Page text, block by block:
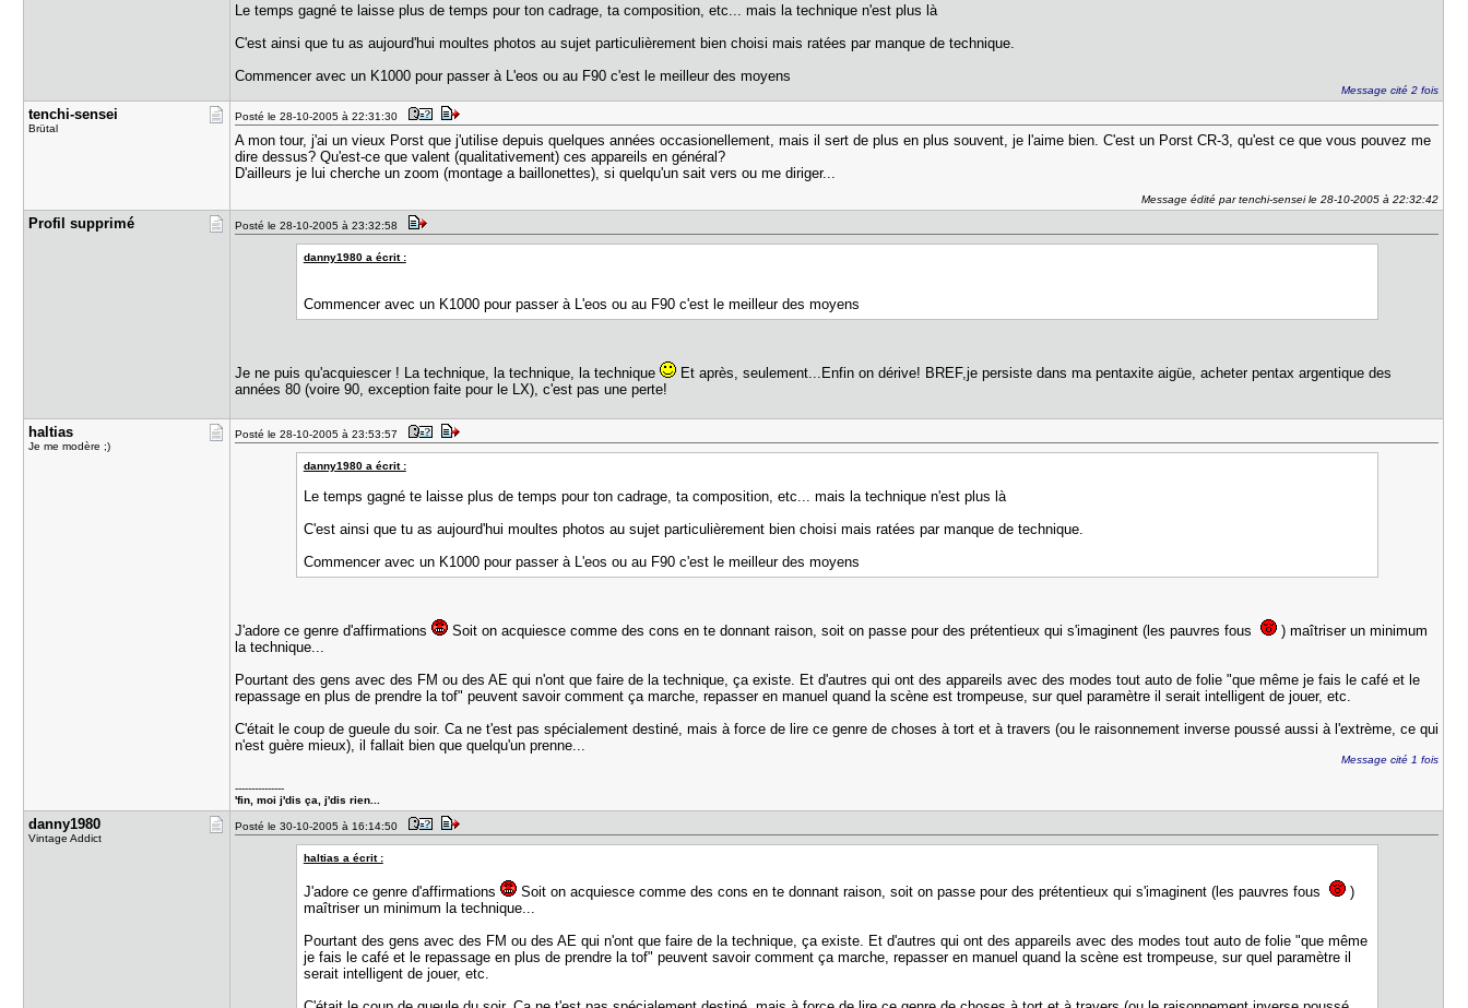
Le temps gagné te laisse plus de temps pour ton cadrage, ta composition, etc... mais la technique n'est plus là
C'est ainsi que tu as aujourd'hui moultes photos au sujet particulièrement bien choisi mais ratées par manque de technique.
Commencer avec un K1000 pour passer à L'eos ou au F90 c'est le meilleur des moyens
Message cité 2 fois
tenchi-sen​sei
Brütal
Posté le 28-10-2005 à 22:31:30
A mon tour, j'ai un vieux Porst que j'utilise depuis quelques années occasionellement, mais il sert de plus en plus souvent, je l'aime bien. C'est un Porst CR-3, qu'est ce que vous pouvez me
dire dessus? Qu'est-ce que valent (qualitativement) ces appareils en général?
D'ailleurs je lui cherche un zoom (montage a baillonettes), si quelqu'un sait vers ou me diriger...
Message édité par tenchi-sensei le 28-10-2005 à 22:32:42
Profil sup​primé Posté le 28-10-2005 à 23:32:58
danny1980 a écrit :
Commencer avec un K1000 pour passer à L'eos ou au F90 c'est le meilleur des moyens
Je ne puis qu'acquiescer ! La technique, la technique, la technique
Et après, seulement...Enfin on dérive! BREF,je persiste dans ma pentaxite aigüe, acheter pentax argentique des
années 80 (voire 90, exception faite pour le LX), c'est pas une perte!
haltias
Je me modère ;)
Posté le 28-10-2005 à 23:53:57
danny1980 a écrit :
Le temps gagné te laisse plus de temps pour ton cadrage, ta composition, etc... mais la technique n'est plus là
C'est ainsi que tu as aujourd'hui moultes photos au sujet particulièrement bien choisi mais ratées par manque de technique.
Commencer avec un K1000 pour passer à L'eos ou au F90 c'est le meilleur des moyens
J'adore ce genre d'affirmations Soit on acquiesce comme des cons en te donnant raison, soit on passe pour des prétentieux qui s'imaginent (les pauvres fous
) maîtriser un minimum
la technique...
Pourtant des gens avec des FM ou des AE qui n'ont que faire de la technique, ça existe. Et d'autres qui ont des appareils avec des modes tout auto de folie "que même je fais le café et le
repassage en plus de prendre la tof" peuvent savoir comment ça marche, repasser en manuel quand la scène est trompeuse, sur quel paramètre il serait intelligent de jouer, etc.
C'était le coup de gueule du soir. Ca ne t'est pas spécialement destiné, mais à force de lire ce genre de choses à tort et à travers (ou le raisonnement inverse poussé aussi à l'extrème, ce qui
n'est guère mieux), il fallait bien que quelqu'un prenne...
Message cité 1 fois
---------------
'fin, moi j'dis ça, j'dis rien...
danny1980
Vintage Addict
Posté le 30-10-2005 à 16:14:50
haltias a écrit :
J'adore ce genre d'affirmations Soit on acquiesce comme des cons en te donnant raison, soit on passe pour des prétentieux qui s'imaginent (les pauvres fous
)
maîtriser un minimum la technique...
Pourtant des gens avec des FM ou des AE qui n'ont que faire de la technique, ça existe. Et d'autres qui ont des appareils avec des modes tout auto de folie "que même
je fais le café et le repassage en plus de prendre la tof" peuvent savoir comment ça marche, repasser en manuel quand la scène est trompeuse, sur quel paramètre il
serait intelligent de jouer, etc.